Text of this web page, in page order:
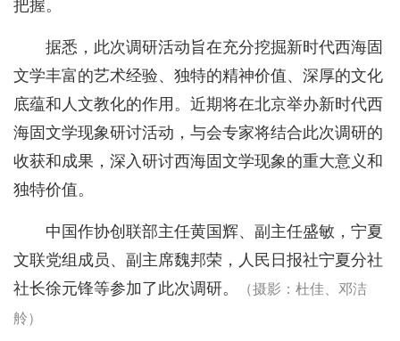
把握。
据悉，此次调研活动旨在充分挖掘新时代西海固
文学丰富的艺术经验、独特的精神价值、深厚的文化
底蕴和人文教化的作用。近期将在北京举办新时代西
海固文学现象研讨活动，与会专家将结合此次调研的
收获和成果，深入研讨西海固文学现象的重大意义和
独特价值。
中国作协创联部主任黄国辉、副主任盛敏，宁夏
文联党组成员、副主席魏邦荣，人民日报社宁夏分社
社长徐元锋等参加了此次调研。
（摄影：杜佳、邓洁
舲）